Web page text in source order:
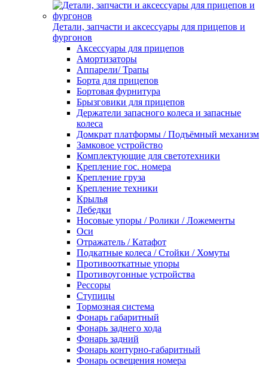
Детали, запчасти и аксессуары для прицепов и
фургонов
Аксессуары для прицепов
Амортизаторы
Аппарели/ Трапы
Борта для прицепов
Бортовая фурнитура
Брызговики для прицепов
Держатели запасного колеса и запасные
колеса
Домкрат платформы / Подъёмный механизм
Замковое устройство
Комплектующие для светотехники
Крепление гос. номера
Крепление груза
Крепление техники
Крылья
Лебедки
Носовые упоры / Ролики / Ложементы
Оси
Отражатель / Катафот
Подкатные колеса / Стойки / Хомуты
Противооткатные упоры
Противоугонные устройства
Рессоры
Ступицы
Тормозная система
Фонарь габаритный
Фонарь заднего хода
Фонарь задний
Фонарь контурно-габаритный
Фонарь освещения номера